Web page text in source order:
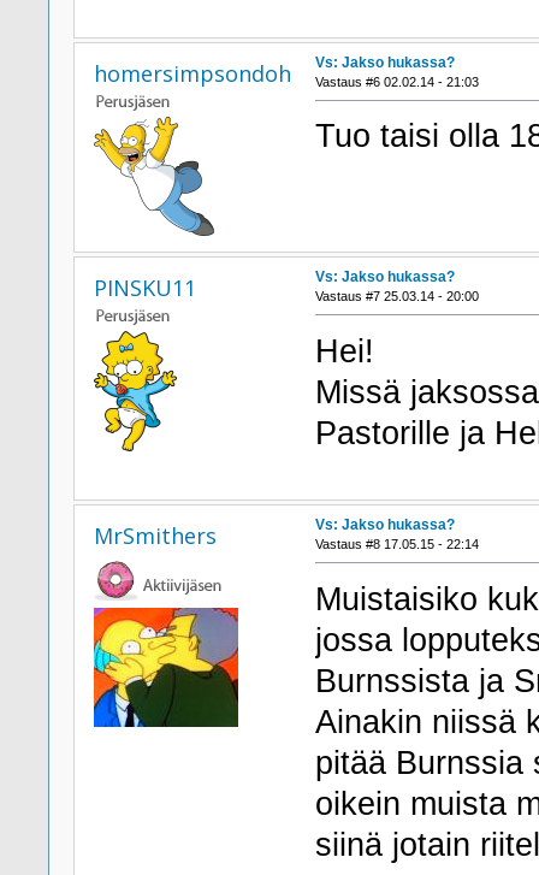
homersimpsondoh Vs: Jakso hukassa?
Vastaus #6 02.02.14 - 21:03
Tuo taisi olla
PINSKU11 Vs: Jakso hukassa?
Vastaus #7 25.03.14 - 20:00
Hei!
Missä
Pastorille ja
MrSmithers Vs: Jakso hukassa?
Vastaus #8 17.05.15 - 22:14
Muistaisiko
jossa
Burnssista ja
Ainakin niissä
pitää Burnssia
oikein muista
siinä jotain